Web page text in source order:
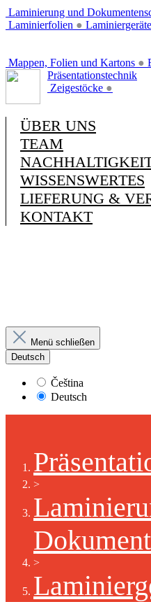
Laminierung und
Laminierfolien ● Laminiergeräte
Mappen, Folien und Kartons ●
Präsentationstechnik
Zeigestöcke ●
ÜBER UNS
TEAM
WISSENSWERTES
LIEFERUNG &
KONTAKT
Menü schließen
Deutsch
Čeština
Deutsch
>
>